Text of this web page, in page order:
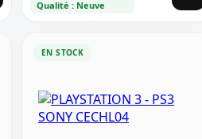
Qualité : Neuve
EN STOCK